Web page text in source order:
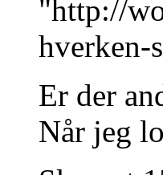
"http://
hverken-
Er der
Når jeg